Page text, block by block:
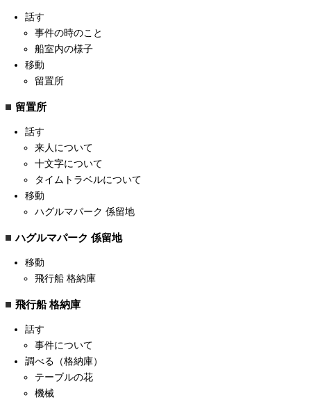
話す
事件の時のこと
船室内の様子
移動
留置所
留置所
話す
来人について
十文字について
タイムトラベルについて
移動
ハグルマパーク 係留地
ハグルマパーク 係留地
移動
飛行船 格納庫
飛行船 格納庫
話す
事件について
調べる（格納庫）
テーブルの花
機械